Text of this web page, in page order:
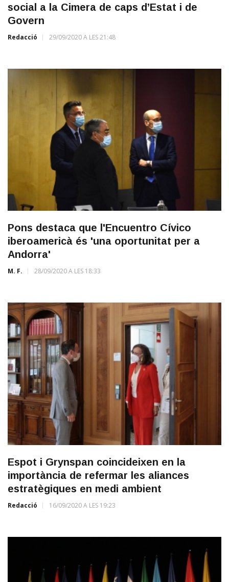
social a la Cimera de caps d’Estat i de
Govern
Redacció 29/09/2020 A LES 21:48
Pons destaca que l'Encuentro Cívico
iberoamericà és 'una oportunitat per a
Andorra'
M. F. 28/09/2020 A LES 18:33
Espot i Grynspan coincideixen en la
importància de refermar les aliances
estratègiques en medi ambient
Redacció 16/09/2020 A LES 19:23